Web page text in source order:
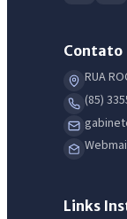
Contato
RUA
(85)
Links